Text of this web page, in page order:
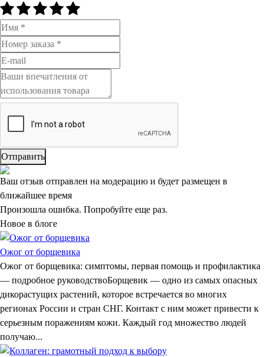
Отправить
Ваш отзыв отправлен на модерацию и будет размещен в
ближайшее время
Произошла ошибка. Попробуйте еще раз.
Новое в блоге
Ожог от борщевика
Ожог от борщевика: симптомы, первая помощь и профилактика
— подробное руководствоБорщевик — одно из самых опасных
дикорастущих растений, которое встречается во многих
регионах России и стран СНГ. Контакт с ним может привести к
серьезным поражениям кожи. Каждый год множество людей
получаю...